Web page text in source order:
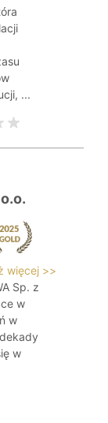
...
więcej >>
Sp. z
w
w
w